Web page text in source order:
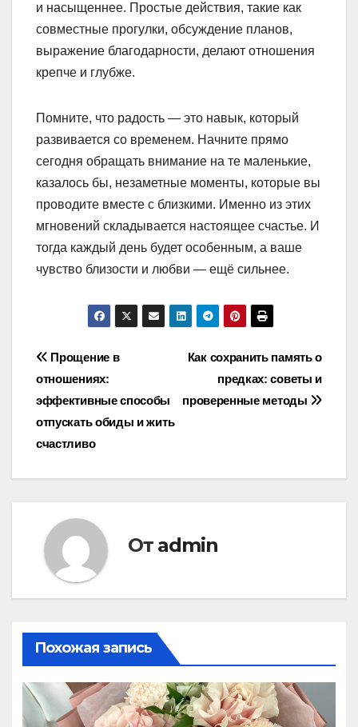
и насыщеннее. Простые действия, такие как
совместные прогулки, обсуждение планов,
выражение благодарности, делают отношения
крепче и глубже.
Помните, что радость — это навык, который
развивается со временем. Начните прямо
сегодня обращать внимание на те маленькие,
казалось бы, незаметные моменты, которые вы
проводите вместе с близкими. Именно из этих
мгновений складывается настоящее счастье. И
тогда каждый день будет особенным, а ваше
чувство близости и любви — ещё сильнее.
Навигация
по
записям
Как сохранить память о
предках: советы и
проверенные методы
Прощение в
отношениях:
эффективные способы
отпускать обиды и жить
счастливо
От admin
Похожая запись